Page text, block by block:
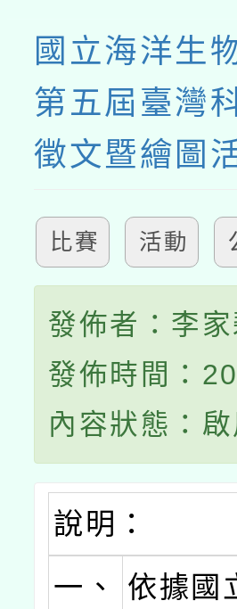
國立海洋生
第五屆臺灣
徵文暨繪圖
比賽 活動
發佈者：李家
發佈時間：
內容狀態：啟
說明：
一、
依據國